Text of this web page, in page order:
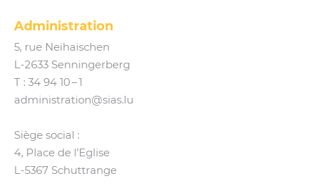
Administration
5, rue Neihaischen
L‑2633 Senningerberg
T : 34 94 10 – 1
administration@​sias.​lu
Siège social :
4, Place de l’Eglise
L‑5367 Schuttrange